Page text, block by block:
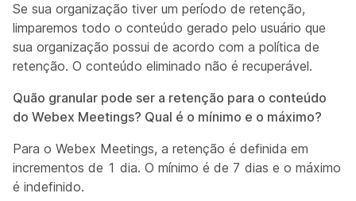
Se sua organização tiver um período de retenção,
limparemos todo o conteúdo gerado pelo usuário que
sua organização possui de acordo com a política de
retenção. O conteúdo eliminado não é recuperável.
Quão granular pode ser a retenção para o conteúdo
do Webex Meetings? Qual é o mínimo e o máximo?
Para o Webex Meetings, a retenção é definida em
incrementos de 1 dia. O mínimo é de 7 dias e o máximo
é indefinido.